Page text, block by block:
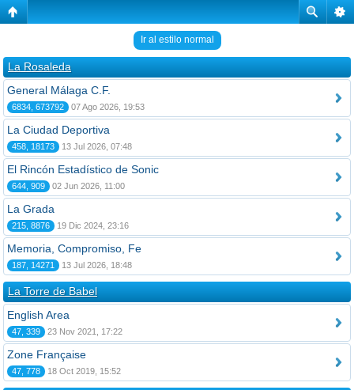
Ir al estilo normal
La Rosaleda
General Málaga C.F.
6834, 673792 07 Ago 2026, 19:53
La Ciudad Deportiva
458, 18173 13 Jul 2026, 07:48
El Rincón Estadístico de Sonic
644, 909 02 Jun 2026, 11:00
La Grada
215, 8876 19 Dic 2024, 23:16
Memoria, Compromiso, Fe
187, 14271 13 Jul 2026, 18:48
La Torre de Babel
English Area
47, 339 23 Nov 2021, 17:22
Zone Française
47, 778 18 Oct 2019, 15:52